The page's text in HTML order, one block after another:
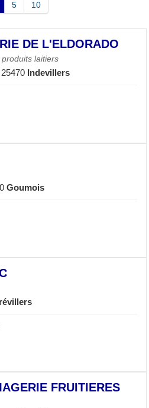
5 10
DE L'ELDORADO
laitiers
Indevillers
Goumois
FRUITIERES